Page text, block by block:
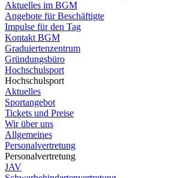
Aktuelles im BGM
Angebote für Beschäftigte
Impulse für den Tag
Kontakt BGM
Graduiertenzentrum
Gründungsbüro
Hochschulsport
Hochschulsport
Aktuelles
Sportangebot
Tickets und Preise
Wir über uns
Allgemeines
Personalvertretung
Personalvertretung
JAV